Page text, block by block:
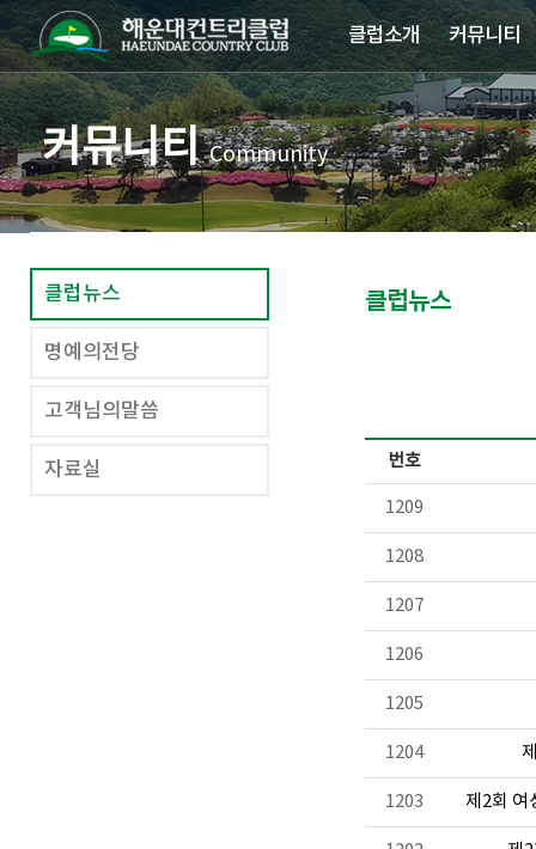
클럽소개 커뮤니티
커뮤니티Community
클럽뉴스
명예의전당
고객님의말씀
자료실
클럽뉴스
번호
1209
1208
1207
1206
1205
1204
1203 제2회 여